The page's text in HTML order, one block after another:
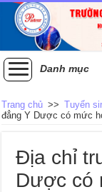
Danh mục
Trang chủ >> Tuyển
đẳng Y Dược có mức
Địa chỉ
Dược có